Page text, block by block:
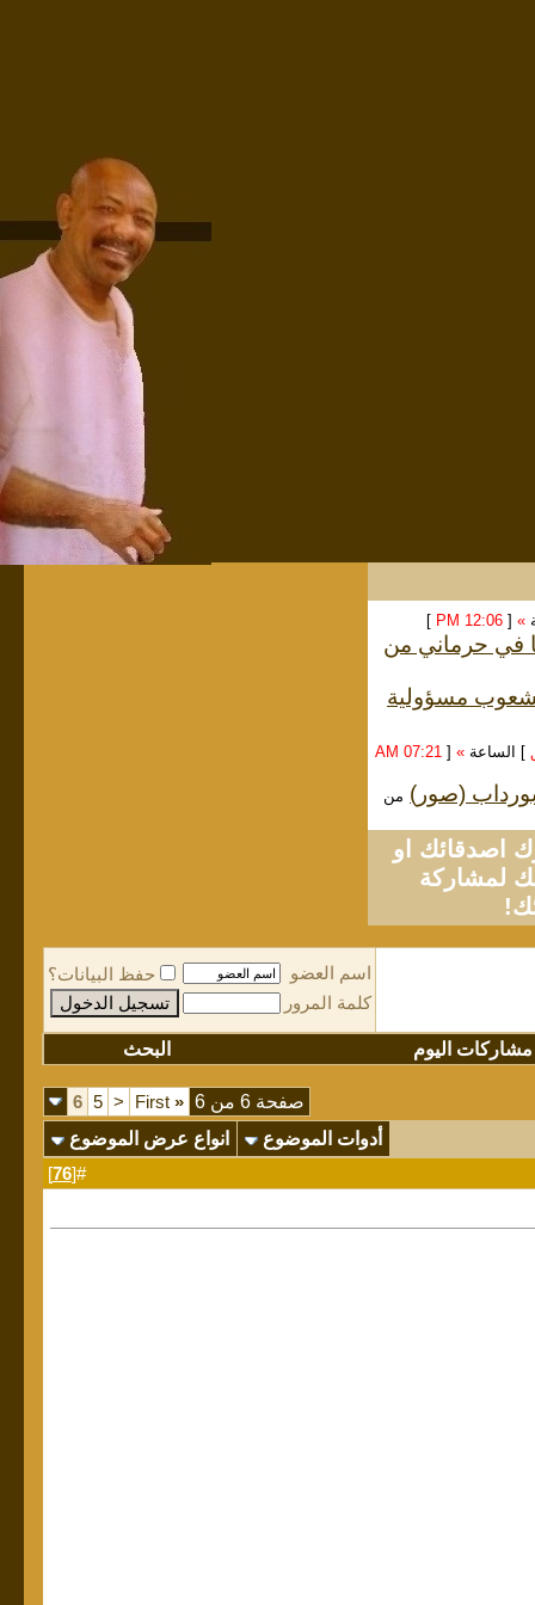
»
[
12:06 PM
]
في حرماني من
مسؤولية
] الساعة »
[
07:21 AM
(صور) من
او
لمشاركة
اسم العضو
حفظ البيانات؟
كلمة المرور
مشاركات اليوم البحث
صفحة 6 من 6 «
First
<
5
6
أدوات الموضوع
انواع عرض الموضوع
#[
76
]